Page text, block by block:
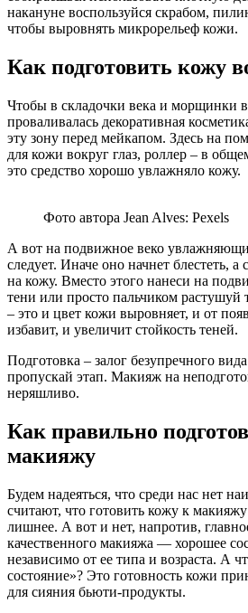
накануне воспользуйся скрабом,
чтобы выровнять микрорельеф кожи.
Как подготовить кожу
Чтобы в складочки века и морщинки
проваливалась декоративная
эту зону перед мейкапом. Здесь на
для кожи вокруг глаз, роллер – в
это средство хорошо увлажняло кожу.
Фото автора Jean Alves: Pexels
А вот на подвижное веко
следует. Иначе оно начнет блестеть, а
на кожу. Вместо этого нанеси на
тени или просто пальчиком растушуй
– это и цвет кожи выровняет, и от
избавит, и увеличит стойкость теней.
Подготовка – залог безупречного
пропускай этап. Макияж на
неряшливо.
Как правильно
макияжу
Будем надеяться, что среди нас нет
считают, что готовить кожу к
лишнее. А вот и нет, напротив,
качественного макияжа — хорошее
независимо от ее типа и возраста. А
состояние»? Это готовность кожи
для сияния бьюти-продукты.